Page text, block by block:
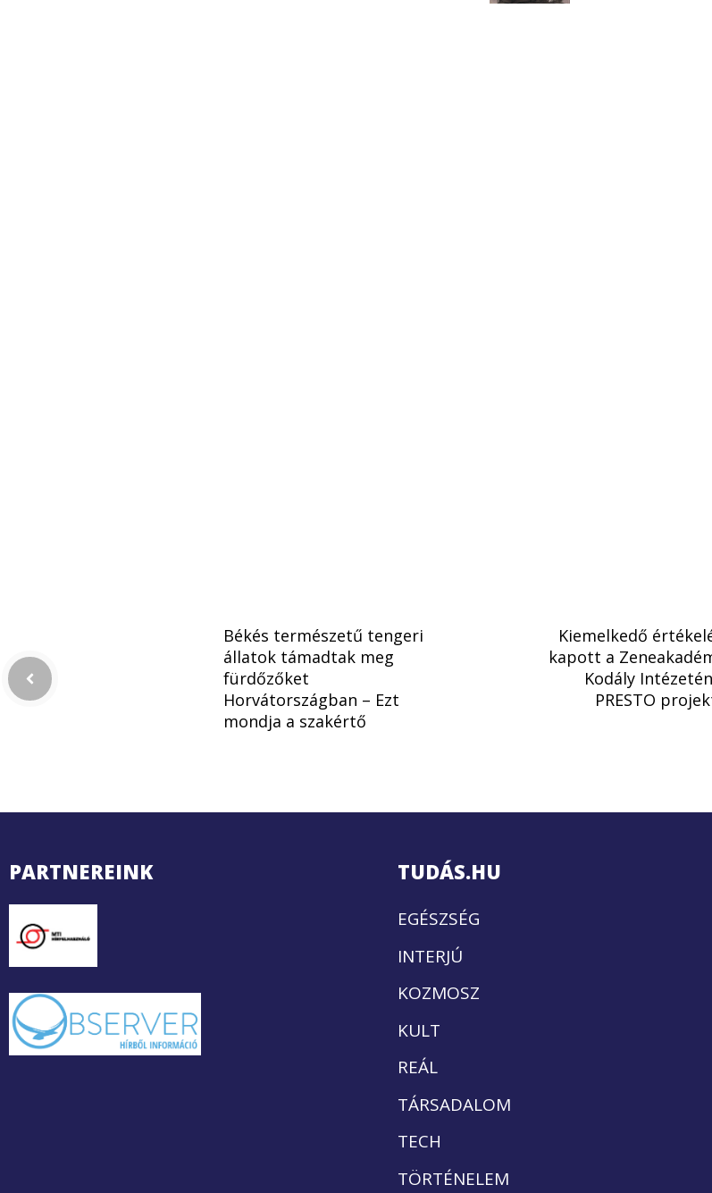
Békés természetű tengeri
állatok támadtak meg
fürdőzőket
Horvátországban – Ezt
mondja a szakértő
Kiemelkedő
kapott a
Kodály
PRESTO
PARTNEREINK TUDÁS.HU
EGÉSZSÉG
INTERJÚ
KOZMOSZ
KULT
REÁL
TÁRSADALOM
TECH
TÖRTÉNELEM